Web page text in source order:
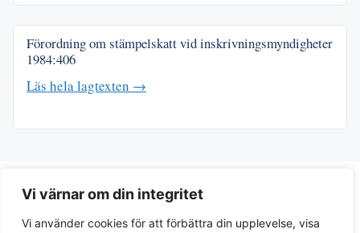
Vi värnar om din integritet
Vi använder cookies för att förbättra din upplevelse, visa
Förordning om stämpelskatt vid inskrivningsmyndigheter
1984:406
Läs hela lagtexten →